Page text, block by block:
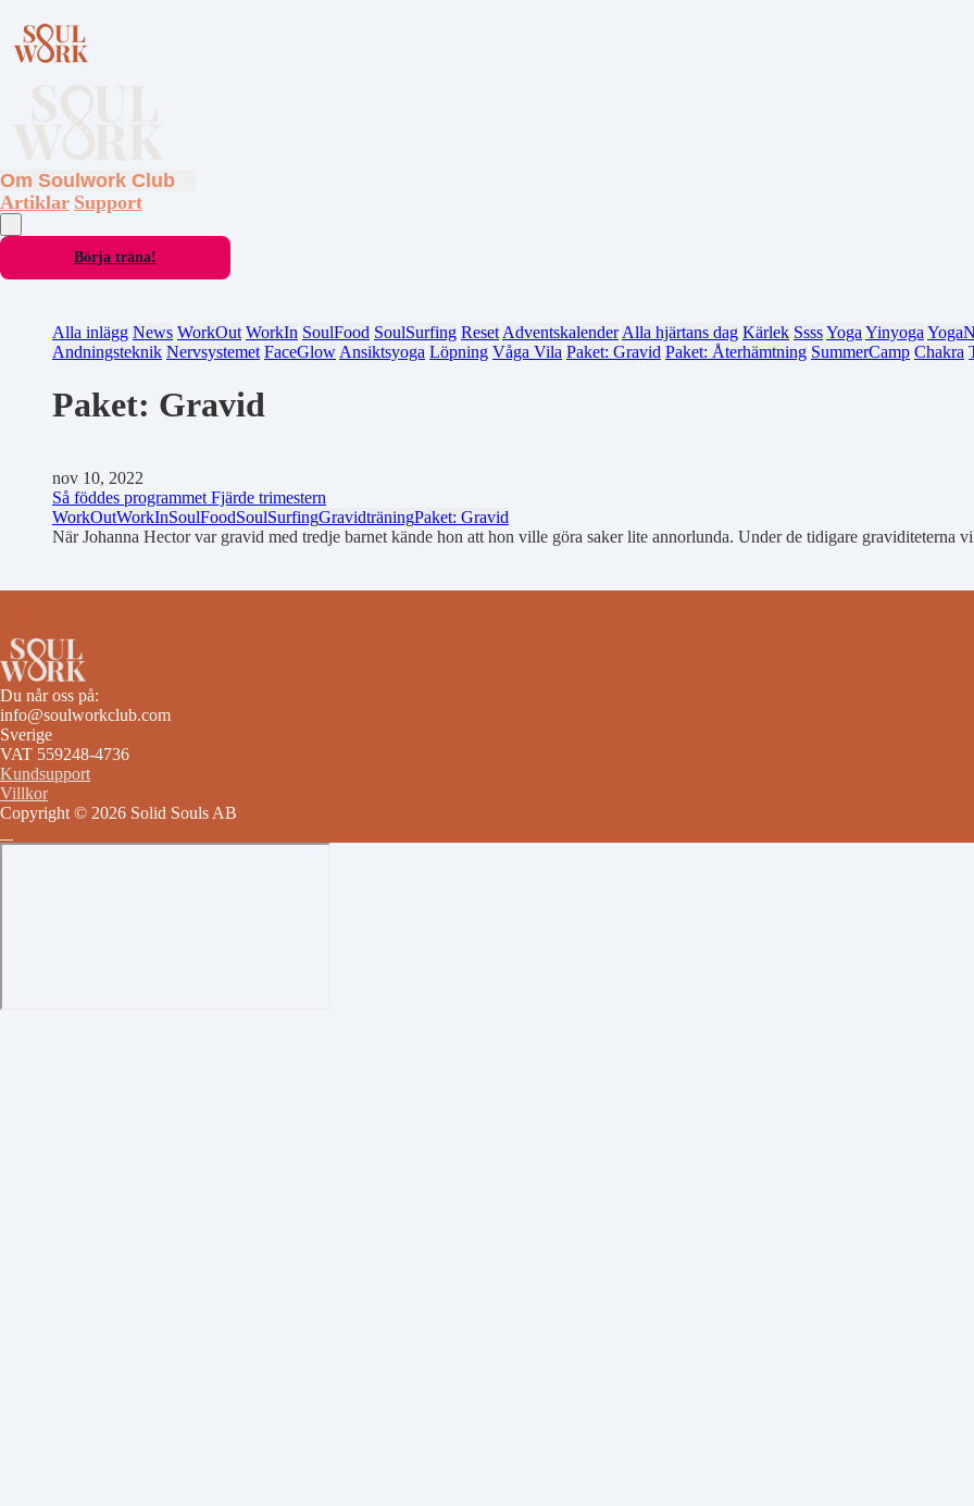
Om Soulwork Club
Artiklar Support
Börja träna!
Alla inlägg News WorkOut WorkIn SoulFood SoulSurfing Reset Adventskalender Alla hjärtans dag Kärlek SsssYoga Yinyoga
Andningsteknik Nervsystemet FaceGlow Ansiktsyoga Löpning Våga Vila Paket: Gravid Paket: Återhämtning SummerCamp Chakra
Paket: Gravid
nov 10, 2022
Så föddes programmet Fjärde trimestern
WorkOutWorkInSoulFoodSoulSurfingGravidträningPaket: Gravid
När Johanna Hector var gravid med tredje barnet kände hon att hon ville göra saker lite annorlunda. Under de tidigare graviditeterna
Du når oss på:
info@soulworkclub.com
Sverige
VAT 559248-4736
Kundsupport
Villkor
Copyright © 2026 Solid Souls AB